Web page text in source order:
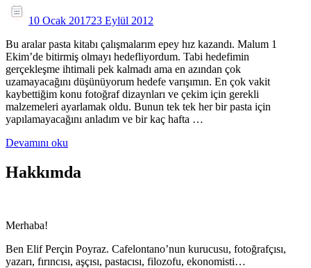
10 Ocak 201723 Eylül 2012
Bu aralar pasta kitabı çalışmalarım epey hız kazandı. Malum 1
Ekim’de bitirmiş olmayı hedefliyordum. Tabi hedefimin
gerçekleşme ihtimali pek kalmadı ama en azından çok
uzamayacağını düşünüyorum hedefe varışımın. En çok vakit
kaybettiğim konu fotoğraf dizaynları ve çekim için gerekli
malzemeleri ayarlamak oldu. Bunun tek tek her bir pasta için
yapılamayacağını anladım ve bir kaç hafta …
Devamını oku
Hakkımda
Merhaba!
Ben Elif Perçin Poyraz. Cafelontano’nun kurucusu, fotoğrafçısı,
yazarı, fırıncısı, aşçısı, pastacısı, filozofu, ekonomisti…